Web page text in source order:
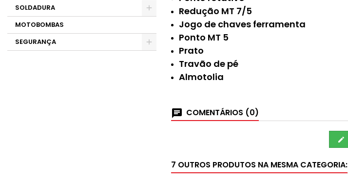
SOLDADURA
MOTOBOMBAS
SEGURANÇA
Redução MT 7/5
Jogo de chaves ferramenta
Ponto MT 5
Prato
Travão de pé
Almotolia
COMENTÁRIOS (0)
7 OUTROS PRODUTOS NA MESMA CATEGORIA: